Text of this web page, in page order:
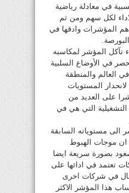
في معادلة رياضية
لكل سهم ومن ثم
المؤشرات وادقها في
تآكل المؤشر لمكاسبه
في الأوضاع السلبية
العالم والمنطقة
المستويات
على العديد من
التشغيلية التي هي في
الى مستوياته السابقة
العام 2014 حيث ان موجات الهبوط
بصورة سريعة ايضا
تعتمد في ادائها على
في شركات اخرى
هذا المؤشر الاكثر